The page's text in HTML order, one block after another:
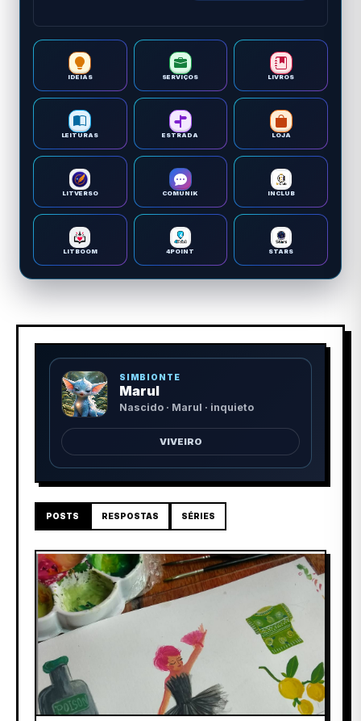
IDEIAS SERVIÇOS LIVROS
LEITURAS ESTRADA LOJA
LITVERSO COMUNIK INCLUB
LITBOOM 4POINT STARS
SIMBIONTE
Marul
Nascido · Marul · inquieto
VIVEIRO
POSTS RESPOSTAS SÉRIES